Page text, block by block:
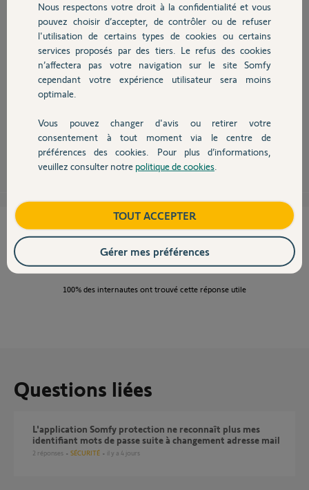
Chauffage
Autres produits
Devis avec un pro
Contact
Participer au fil de discussion
Bonjour Mélanie,
connexion-internet-impossible-link-android
Anonyme il y a plus de 7 ans
Cette réponse vous a-t-elle aidé ?
NON OUI
100% des internautes ont trouvé cette réponse utile
Questions liées
L'application Somfy protection ne reconnaît plus mes
identifiant mots de passe suite à changement adresse mail
2 réponses SÉCURITÉ il y a 4 jours
Nous respectons votre droit à la confidentialité et vous
pouvez choisir d’accepter, de contrôler ou de refuser
l'utilisation de certains types de cookies ou certains
services proposés par des tiers. Le refus des cookies
n’affectera pas votre navigation sur le site Somfy
cependant votre expérience utilisateur sera moins
optimale.
Vous pouvez changer d'avis ou retirer votre
consentement à tout moment via le centre de
préférences des cookies. Pour plus d’informations,
veuillez consulter notre politique de cookies
TOUT ACCEPTER
Gérer mes préférences